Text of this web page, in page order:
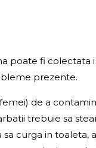
poate fi colectata
prezente.
de a
trebuie sa
sa curga in